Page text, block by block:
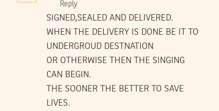
Reply
SIGNED,SEALED AND DELIVERED.
WHEN THE DELIVERY IS DONE BE IT TO
UNDERGROUD DESTNATION
OR OTHERWISE THEN THE SINGING
CAN BEGIN.
THE SOONER THE BETTER TO SAVE
LIVES.